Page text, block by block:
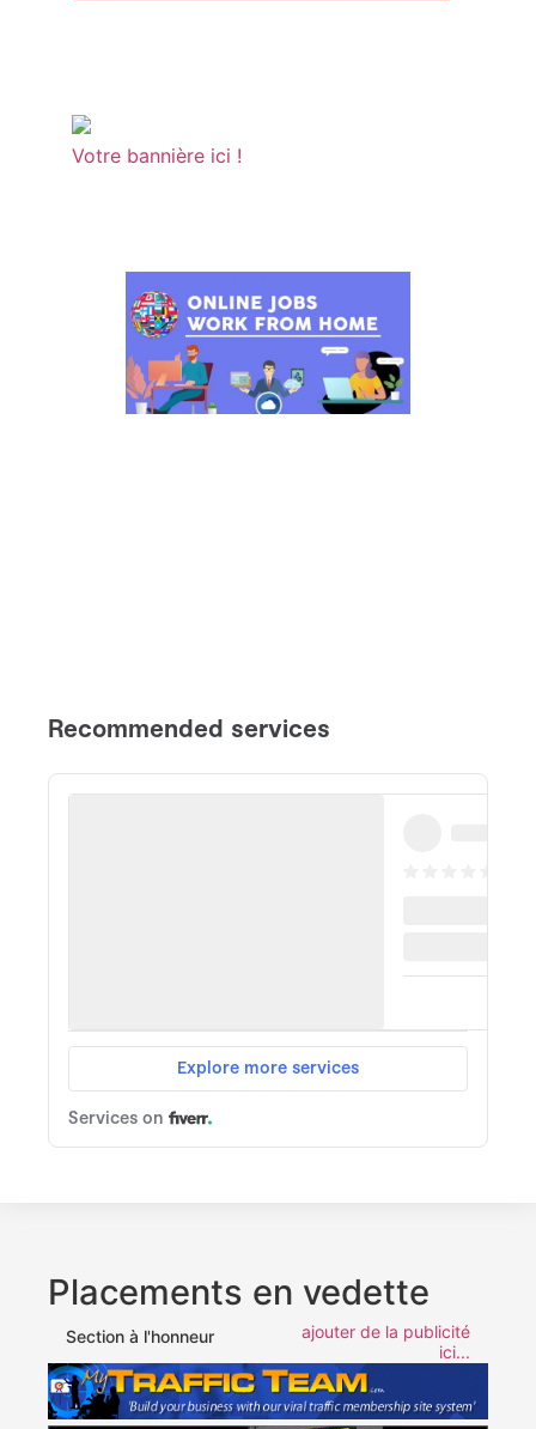
Votre bannière ici !
Placements en vedette
Section à l'honneur
ajouter de la publicité
ici...